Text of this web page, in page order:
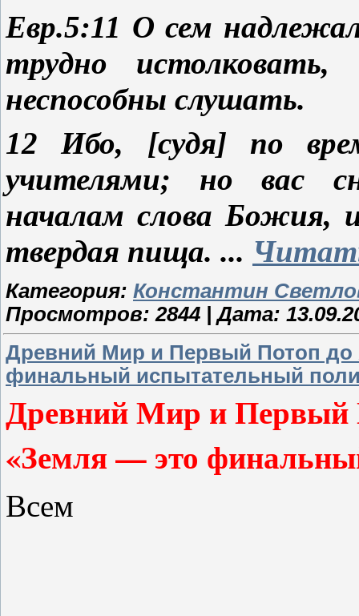
Евр.5:11 О сем
трудно
неспособны слушать.
12 Ибо, [судя] по
учителями; но вас
началам слова Божия,
твердая пища. ...
Категория: Константин
Просмотров: 2844 | Дата:
Древний Мир и Первый Потоп до
финальный испытательный
Древний Мир и Первый
«Земля — это
Всем